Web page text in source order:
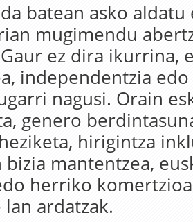
batean asko
mugimendu
ez dira ikurrina,
independentzia
nagusi. Orain
genero
hirigintza
bizia mantentzea,
herriko
ardatzak.